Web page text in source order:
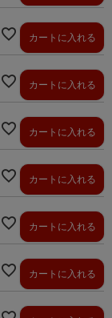
カートに入れる
カートに入れる
カートに入れる
カートに入れる
カートに入れる
カートに入れる